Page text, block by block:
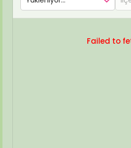
Failed to